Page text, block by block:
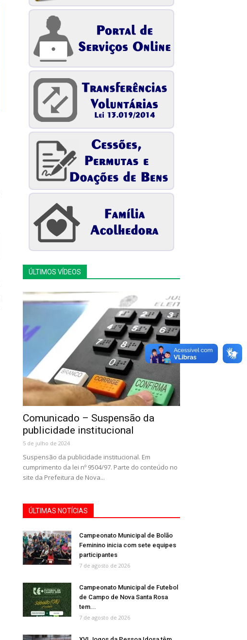
ÚLTIMOS VÍDEOS
Comunicado – Suspensão da
publicidade institucional
5 de julho de 2024
Suspensão da publicidade institucional. Em
cumprimento da lei nº 9504/97. Parte do conteúdo no
site da Prefeitura de Nova...
ÚLTIMAS NOTÍCIAS
Campeonato Municipal de Bolão
Feminino inicia com sete equipes
participantes
7 de agosto de 2026
Campeonato Municipal de Futebol
de Campo de Nova Santa Rosa
tem...
7 de agosto de 2026